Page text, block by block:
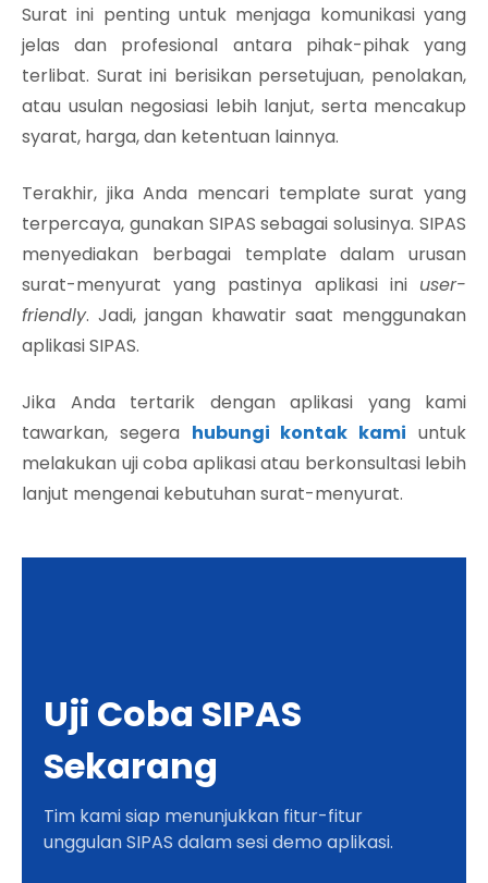
Surat ini penting untuk menjaga komunikasi yang
jelas dan profesional antara pihak-pihak yang
terlibat. Surat ini berisikan persetujuan, penolakan,
atau usulan negosiasi lebih lanjut, serta mencakup
syarat, harga, dan ketentuan lainnya.
Terakhir, jika Anda mencari template surat yang
terpercaya, gunakan SIPAS sebagai solusinya. SIPAS
menyediakan berbagai template dalam urusan
surat-menyurat yang pastinya aplikasi ini user-
friendly. Jadi, jangan khawatir saat menggunakan
aplikasi SIPAS.
Jika Anda tertarik dengan aplikasi yang kami
tawarkan, segera hubungi kontak kami untuk
melakukan uji coba aplikasi atau berkonsultasi lebih
lanjut mengenai kebutuhan surat-menyurat.
Uji Coba SIPAS
Sekarang
Tim kami siap menunjukkan fitur-fitur
unggulan SIPAS dalam sesi demo aplikasi.